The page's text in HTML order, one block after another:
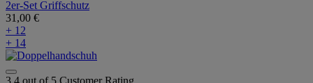
2er-Set Griffschutz
31,00 €
+ 12
+ 14